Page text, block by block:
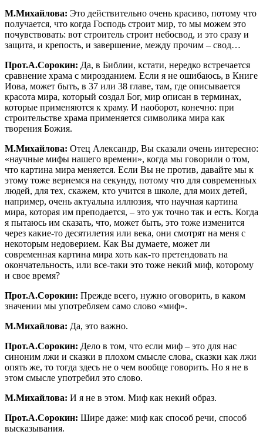
М.Михайлова: Это действительно очень красиво, потому что
получается, что когда Господь строит мир, то мы можем это
почувствовать: вот строитель строит небосвод, и это сразу и
защита, и крепость, и завершение, между прочим – свод…
Прот.А.Сорокин: Да, в Библии, кстати, нередко встречается
сравнение храма с мирозданием. Если я не ошибаюсь, в Книге
Иова, может быть, в 37 или 38 главе, там, где описывается
красота мира, который создал Бог, мир описан в терминах,
которые применяются к храму. И наоборот, конечно: при
строительстве храма применяется символика мира как
творения Божия.
М.Михайлова: Отец Александр, Вы сказали очень интересно:
«научные мифы нашего времени», когда мы говорили о том,
что картина мира меняется. Если Вы не против, давайте мы к
этому тоже вернемся на секунду, потому что для современных
людей, для тех, скажем, кто учится в школе, для моих детей,
например, очень актуальна иллюзия, что научная картина
мира, которая им преподается, – это уж точно так и есть. Когда
я пытаюсь им сказать, что, может быть, это тоже изменится
через какие-то десятилетия или века, они смотрят на меня с
некоторым недоверием. Как Вы думаете, может ли
современная картина мира хоть как-то претендовать на
окончательность, или все-таки это тоже некий миф, которому
и свое время?
Прот.А.Сорокин: Прежде всего, нужно оговорить, в каком
значении мы употребляем само слово «миф».
М.Михайлова: Да, это важно.
Прот.А.Сорокин: Дело в том, что если миф – это для нас
синоним лжи и сказки в плохом смысле слова, сказки как лжи
опять же, то тогда здесь не о чем вообще говорить. Но я не в
этом смысле употребил это слово.
М.Михайлова: И я не в этом. Миф как некий образ.
Прот.А.Сорокин: Шире даже: миф как способ речи, способ
высказывания.